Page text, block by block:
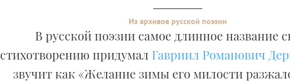
Из архивов русской поэзии
В русской поэзии самое длинное название
стихотворению придумал Гавриил Романович
звучит как «Желание зимы его милости